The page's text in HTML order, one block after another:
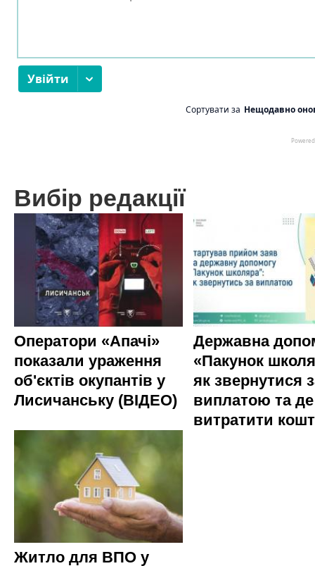
Вибір редакції
Оператори «Апачі»
показали ураження
об'єктів окупантів у
Лисичанську (ВІДЕО)
Державна
«Пакунок
як звернутися
виплатою та де
витратити
Житло для ВПО у